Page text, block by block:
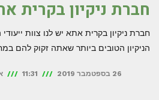
חברת ניקיון בקרית
חברת ניקיון בקרית אתא יש לנו צוות
הניקיון הטובים ביותר שאתה זקוק להם
26 בספטמבר 2019 11:31